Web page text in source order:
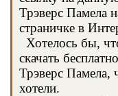
Трэверс Памела
страничке в
Хотелось бы,
скачать
Трэверс Памела,
хотели.